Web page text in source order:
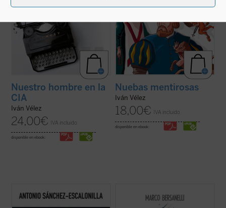
Nuestro hombre en la
CIA
Iván Vélez
24,00€ IVA incluido
disponible en ebook:
Nuebas mentirosas
Iván Vélez
18,00€ IVA incluido
disponible en ebook:
Cuando se cumple medio siglo desde que
Neil Armstrong pisara la Luna, se asiste a
estrellada provoca en el observador una
impresión profunda en la que se aúna